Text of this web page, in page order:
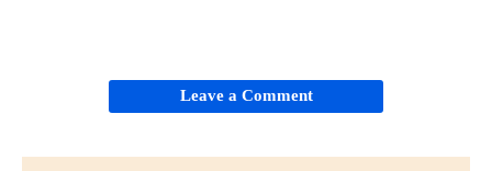
Leave a Comment